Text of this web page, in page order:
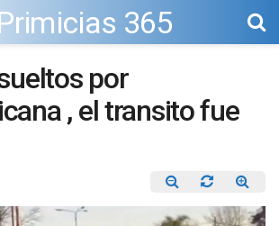
por
, el transito fue